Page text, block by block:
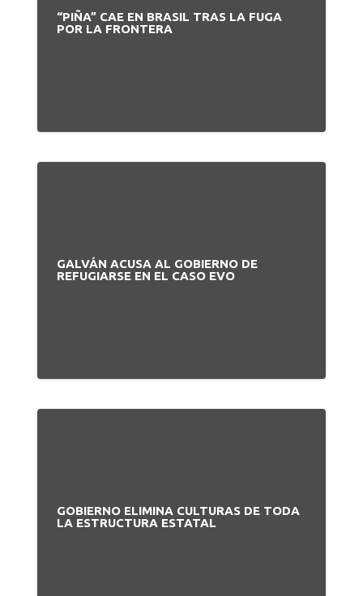
“PIÑA” CAE EN BRASIL TRAS LA FUGA
POR LA FRONTERA
GALVÁN ACUSA AL GOBIERNO DE
REFUGIARSE EN EL CASO EVO
GOBIERNO ELIMINA CULTURAS DE TODA
LA ESTRUCTURA ESTATAL